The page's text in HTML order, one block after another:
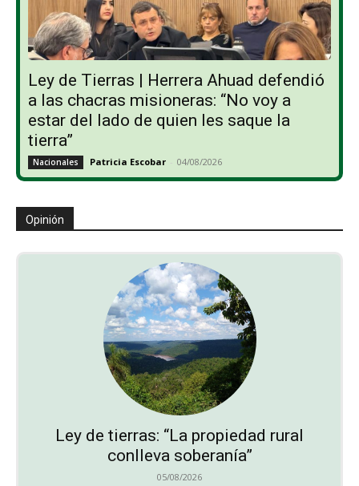
Ley de Tierras | Herrera Ahuad defendió
a las chacras misioneras: “No voy a
estar del lado de quien les saque la
tierra”
Nacionales Patricia Escobar - 04/08/2026
Opinión
Ley de tierras: “La propiedad rural
conlleva soberanía”
05/08/2026